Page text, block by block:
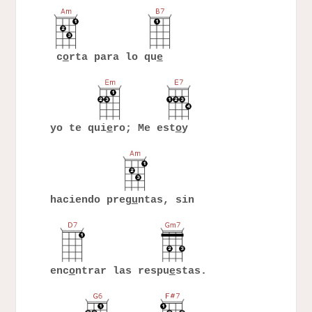
corta para lo que
yo te quiero; Me estoy
haciendo preguntas, sin
encontrar las respuestas.